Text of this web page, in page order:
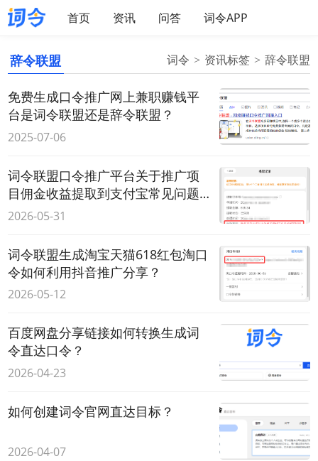
首页 资讯 问答 词令APP
辞令联盟 词令 资讯标签 辞令联盟
免费生成口令推广网上兼职赚钱平
台是词令联盟还是辞令联盟？
2025-07-06
词令联盟口令推广平台关于推广项
目佣金收益提取到支付宝常见问题
解答
2026-05-31
词令联盟生成淘宝天猫618红包淘口
令如何利用抖音推广分享？
2026-05-12
百度网盘分享链接如何转换生成词
令直达口令？
2026-04-23
如何创建词令官网直达目标？
2026-04-07